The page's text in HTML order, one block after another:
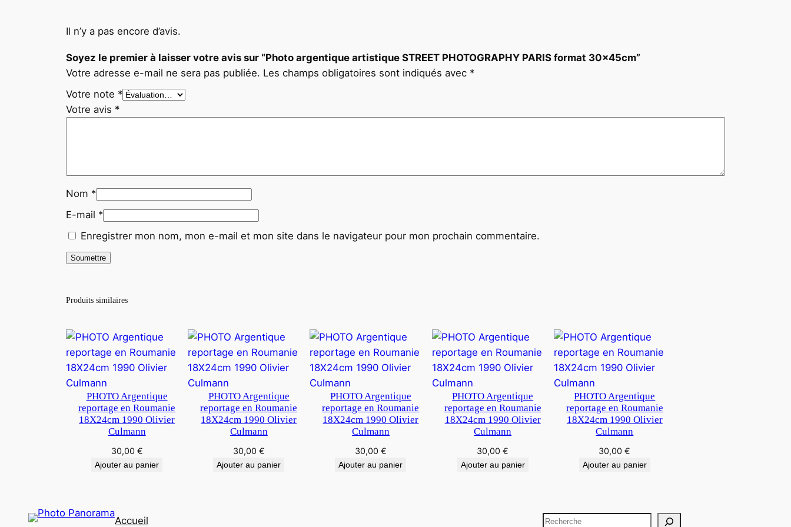
A
R
0
Il n’y a pas encore d’avis.
Soyez le premier à laisser votre avis sur “Photo argentique artistique STREET PHOTOGRAPHY PARIS format 30x45cm”
Votre adresse e-mail ne sera pas publiée. Les champs obligatoires sont indiqués avec *
Votre note *
Votre avis *
Nom *
E-mail *
Enregistrer mon nom, mon e-mail et mon site dans le navigateur pour mon prochain commentaire.
Produits similaires
PHOTO Argentique
reportage en Roumanie
18X24cm 1990 Olivier
Culmann
30,00 €
Ajouter au panier
PHOTO Argentique
reportage en Roumanie
18X24cm 1990 Olivier
Culmann
30,00 €
Ajouter au panier
PHOTO Argentique
reportage en Roumanie
18X24cm 1990 Olivier
Culmann
30,00 €
Ajouter au panier
PHOTO Argentique
reportage en Roumanie
18X24cm 1990 Olivier
Culmann
30,00€
Ajouter au panier
PHOTO Argentique
reportage en Roumanie
18X24cm 1990 Olivier
Culmann
30,00€
Ajouter au panier
Accueil R